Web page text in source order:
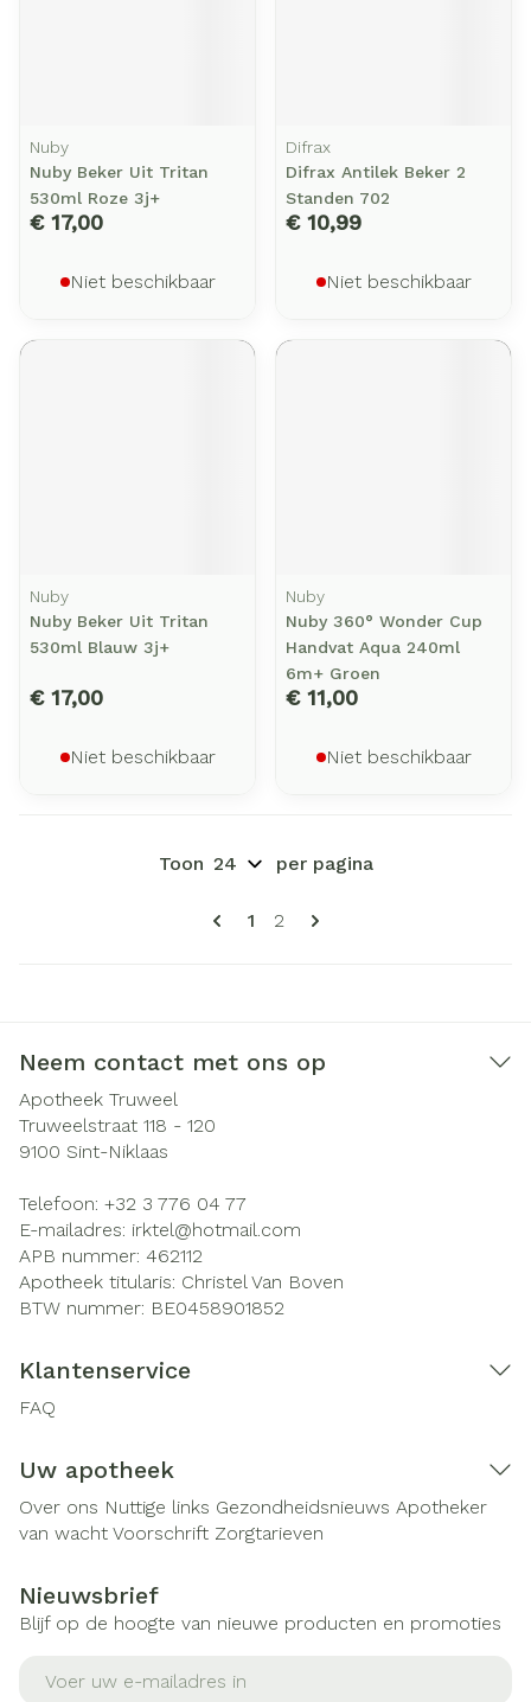
Nuby
Nuby Beker Uit Tritan
530ml Roze 3j+
€ 17,00
Niet beschikbaar
Difrax
Difrax Antilek Beker 2
Standen 702
€ 10,99
Niet beschikbaar
Nuby
Nuby Beker Uit Tritan
530ml Blauw 3j+
€ 17,00
Niet beschikbaar
Nuby
Nuby 360° Wonder Cup
Handvat Aqua 240ml
6m+ Groen
€ 11,00
Niet beschikbaar
Pagina's
U lees momenteel pagina
1 Pagina
2
Toon per pagina
Neem contact met ons op
Apotheek Truweel
Truweelstraat 118 - 120
9100 Sint-Niklaas
Telefoon: +32 3 776 04 77
E-mailadres: irktel@hotmail.com
APB nummer: 462112
Apotheek titularis: Christel Van Boven
BTW nummer: BE0458901852
Klantenservice
FAQ
Uw apotheek
Over ons Nuttige links Gezondheidsnieuws Apotheker
van wacht Voorschrift Zorgtarieven
Nieuwsbrief
Blijf op de hoogte van nieuwe producten en promoties